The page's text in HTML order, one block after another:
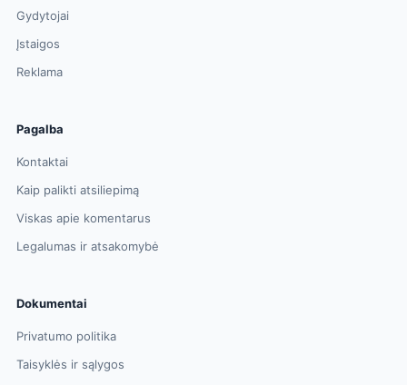
Gydytojai
Įstaigos
Reklama
Pagalba
Kontaktai
Kaip palikti atsiliepimą
Viskas apie komentarus
Legalumas ir atsakomybė
Dokumentai
Privatumo politika
Taisyklės ir sąlygos